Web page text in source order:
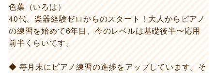
色葉（いろは）
40代、楽器経験ゼロからのスタート！大人からピアノ
の練習を始めて6年目、今のレベルは基礎後半〜応用
前半くらいです。
◆ 毎月末にピアノ練習の進捗をアップしています。そ